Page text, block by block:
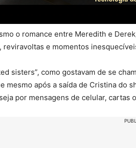
o romance entre Meredith e
reviravoltas e momentos
sisters”, como gostavam de se
mesmo após a saída de Cristina do
por mensagens de celular, cartas